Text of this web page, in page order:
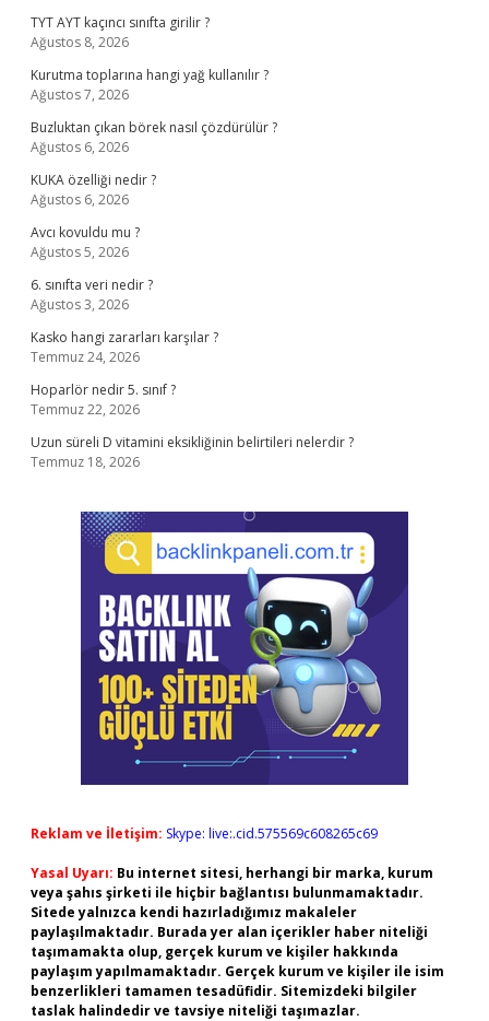
TYT AYT kaçıncı sınıfta girilir ?
Ağustos 8, 2026
Kurutma toplarına hangi yağ kullanılır ?
Ağustos 7, 2026
Buzluktan çıkan börek nasıl çözdürülür ?
Ağustos 6, 2026
KUKA özelliği nedir ?
Ağustos 6, 2026
Avcı kovuldu mu ?
Ağustos 5, 2026
6. sınıfta veri nedir ?
Ağustos 3, 2026
Kasko hangi zararları karşılar ?
Temmuz 24, 2026
Hoparlör nedir 5. sınıf ?
Temmuz 22, 2026
Uzun süreli D vitamini eksikliğinin belirtileri nelerdir ?
Temmuz 18, 2026
Reklam ve İletişim: Skype: live:.cid.575569c608265c69
Yasal Uyarı: Bu internet sitesi, herhangi bir marka, kurum
veya şahıs şirketi ile hiçbir bağlantısı bulunmamaktadır.
Sitede yalnızca kendi hazırladığımız makaleler
paylaşılmaktadır. Burada yer alan içerikler haber niteliği
taşımamakta olup, gerçek kurum ve kişiler hakkında
paylaşım yapılmamaktadır. Gerçek kurum ve kişiler ile isim
benzerlikleri tamamen tesadüfidir. Sitemizdeki bilgiler
taslak halindedir ve tavsiye niteliği taşımazlar.